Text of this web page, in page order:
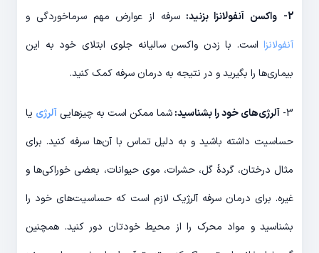
2- واکسن آنفولانزا بزنید:سرفه از عوارض مهم سرماخوردگی و
آنفولانزا است. با زدن واکسن سالیانه جلوی ابتلای خود به این
بیماری‌ها را بگیرید و در نتیجه به درمان سرفه کمک کنید.
3- آلرژی‌های خود را بشناسید:شما ممکن است به چیزهایی آلرژی یا
حساسیت داشته باشید و به دلیل تماس با آن‌ها سرفه کنید. برای
مثال درختان، گردۀ گل، حشرات، موی حیوانات، بعضی خوراکی‌ها و
غیره. برای درمان سرفه آلرژیک لازم است که حساسیت‌های خود را
بشناسید و مواد محرک را از محیط خودتان دور کنید. همچنین